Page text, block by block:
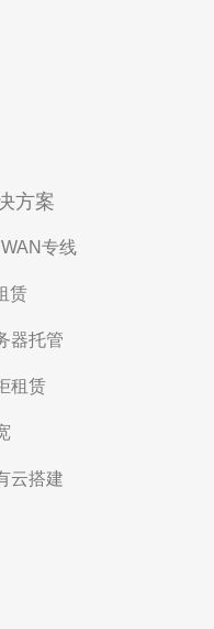
方案
专线
赁
器托管
租赁
云搭建